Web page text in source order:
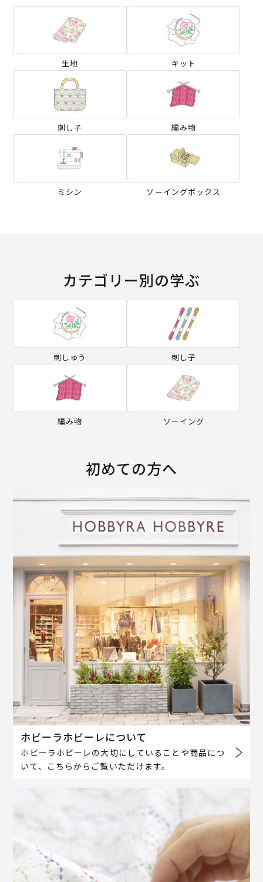
生地 キット
刺し子 編み物
ミシン ソーイングボックス
カテゴリー別の学ぶ
刺しゅう 刺し子
編み物 ソーイング
初めての方へ
ホビーラホビーレについて
ホビーラホビーレの大切にしていることや商品につ
いて、こちらからご覧いただけます。